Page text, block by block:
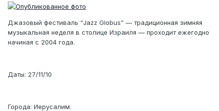
Джазовый фестиваль “Jazz Globus” — традиционная зимняя
музыкальная неделя в столице Израиля — проходит ежегодно
начиная с 2004 года.
Даты: 27/11/10
Города: Иерусалим.